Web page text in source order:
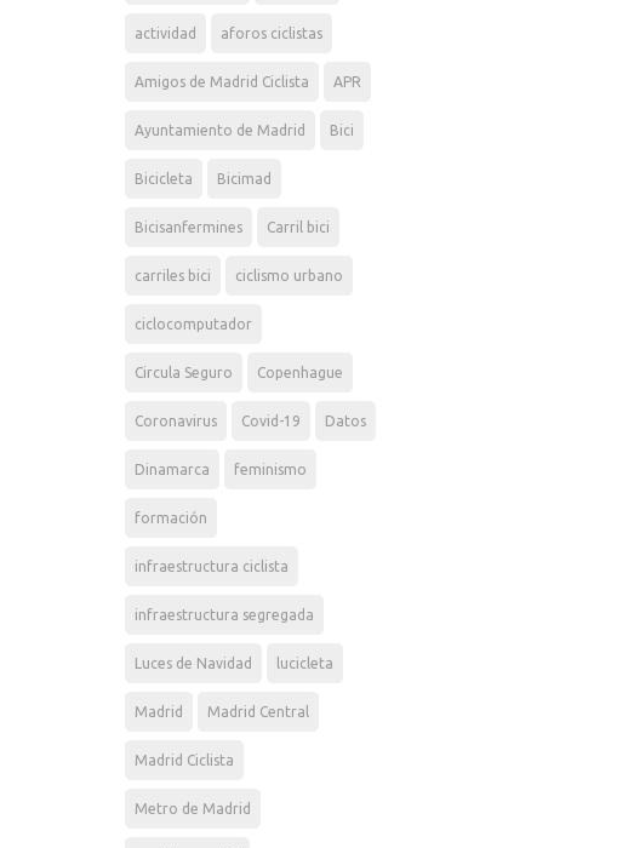
actividad aforos ciclistas
Amigos de Madrid Ciclista APR
Ayuntamiento de Madrid Bici
Bicicleta Bicimad
Bicisanfermines Carril bici
carriles bici ciclismo urbano
ciclocomputador
Circula Seguro Copenhague
Coronavirus Covid-19 Datos
Dinamarca feminismo
formación
infraestructura ciclista
infraestructura segregada
Luces de Navidad lucicleta
Madrid Madrid Central
Madrid Ciclista
Metro de Madrid